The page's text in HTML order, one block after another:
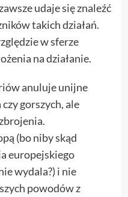
udaje się znaleźć
takich działań.
w sferze
na działanie.
anuluje unijne
gorszych, ale
(bo niby skąd
europejskiego
wydala?) i nie
powodów z